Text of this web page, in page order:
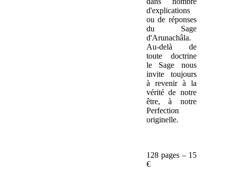
d'explications
ou de réponses
du Sage
d'Arunachâla.
Au-delà de
toute doctrine
le Sage nous
invite toujours
à revenir à la
vérité de notre
être, à notre
Perfection
originelle.
128 pages – 15
€